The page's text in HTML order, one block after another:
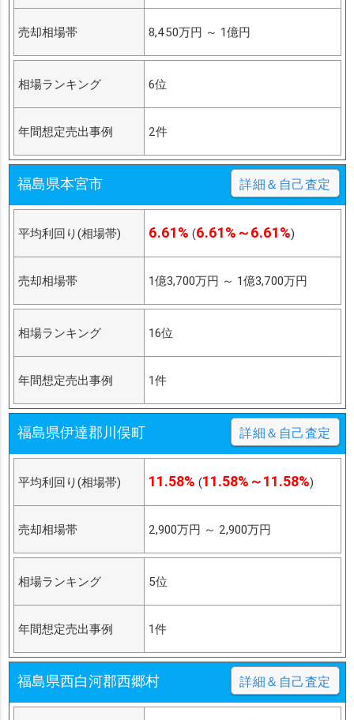
売却相場帯 8,450万円 ～ 1億円
相場ランキング 6位
年間想定売出事例 2件
福島県本宮市 詳細＆自己査定
平均利回り(相場帯) 6.61% (6.61%～6.61%)
売却相場帯 1億3,700万円 ～ 1億3,700万円
相場ランキング 16位
年間想定売出事例 1件
福島県伊達郡川俣町 詳細＆自己査定
平均利回り(相場帯) 11.58% (11.58%～11.58%)
売却相場帯 2,900万円 ～ 2,900万円
相場ランキング 5位
年間想定売出事例 1件
福島県西白河郡西郷村 詳細＆自己査定